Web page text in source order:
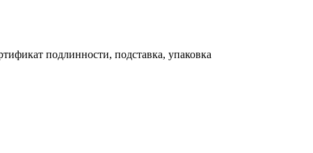
подлинности, подставка, упаковка